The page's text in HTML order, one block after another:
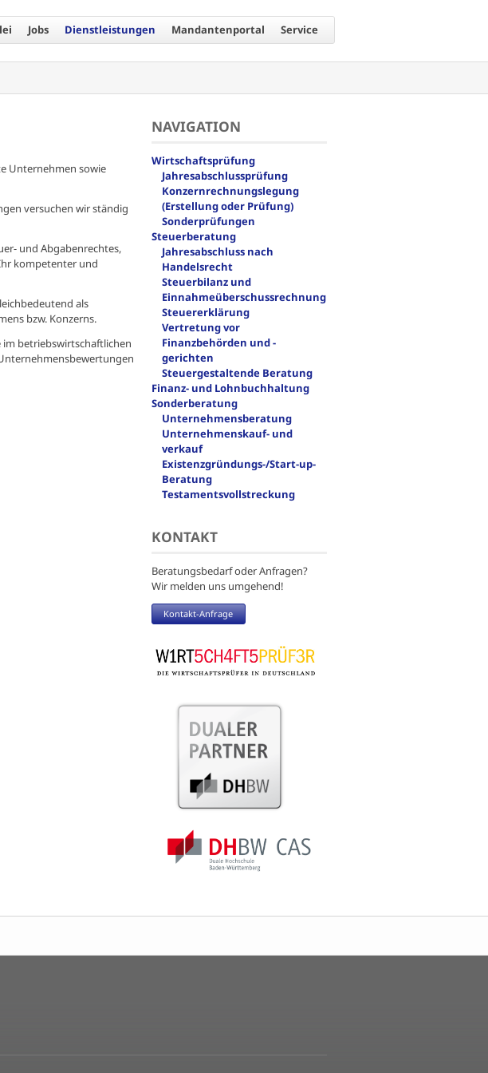
Jobs Dienstleistungen Mandantenportal Service
Unternehmen sowie
versuchen wir ständig
und Abgabenrechtes,
kompetenter und
als
bzw. Konzerns.
betriebswirtschaftlichen
NAVIGATION
Navigation
überspringen
Wirtschaftsprüfung
Jahresabschlussprüfung
Konzernrechnungslegung
(Erstellung oder Prüfung)
Sonderprüfungen
Steuerberatung
Jahresabschluss nach
Handelsrecht
Steuerbilanz und
Einnahmeüberschussrechnung
Steuererklärung
Vertretung vor
Finanzbehörden und -
gerichten
Steuergestaltende Beratung
Finanz- und Lohnbuchhaltung
Sonderberatung
Unternehmensberatung
Unternehmenskauf- und
verkauf
Existenzgründungs-/Start-up-
Beratung
Testamentsvollstreckung
KONTAKT
Beratungsbedarf oder Anfragen?
Wir melden uns umgehend!
Kontakt-Anfrage